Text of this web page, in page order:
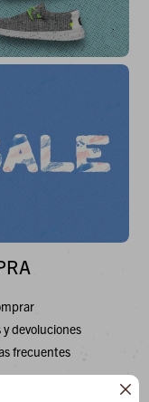

devoluciones
frecuentes